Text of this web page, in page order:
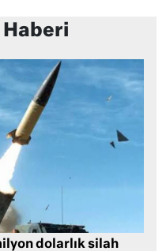
Haberi
dolarlık silah